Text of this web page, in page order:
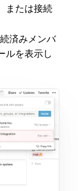
または接続
済みメンバ
ルを表示し